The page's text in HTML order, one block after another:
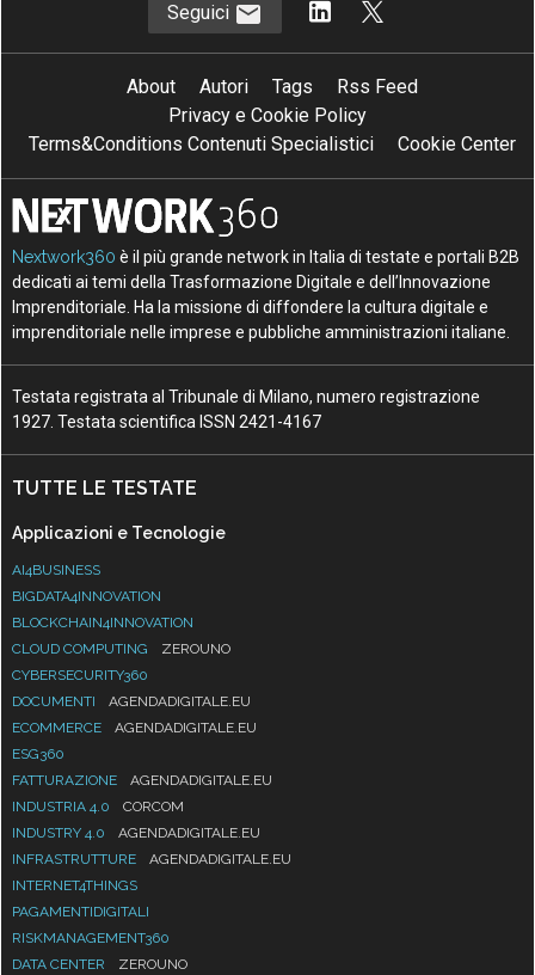
Seguici
About Autori Tags
Rss Feed
Privacy e Cookie Policy
Terms&Conditions Contenuti Specialistici
Cookie Center
Nextwork360 è il più grande network in Italia di testate e portali B2B
dedicati ai temi della Trasformazione Digitale e dell’Innovazione
Imprenditoriale. Ha la missione di diffondere la cultura digitale e
imprenditoriale nelle imprese e pubbliche amministrazioni italiane.
Testata registrata al Tribunale di Milano, numero registrazione
1927. Testata scientifica ISSN 2421-4167
TUTTE LE TESTATE
Applicazioni e Tecnologie
AI4BUSINESS
BIGDATA4INNOVATION
BLOCKCHAIN4INNOVATION
CLOUD COMPUTING
ZEROUNO
CYBERSECURITY360
DOCUMENTI
AGENDADIGITALE.EU
ECOMMERCE
AGENDADIGITALE.EU
ESG360
FATTURAZIONE
AGENDADIGITALE.EU
INDUSTRIA 4.0
CORCOM
INDUSTRY 4.0
AGENDADIGITALE.EU
INFRASTRUTTURE
AGENDADIGITALE.EU
INTERNET4THINGS
PAGAMENTIDIGITALI
RISKMANAGEMENT360
DATA CENTER
ZEROUNO